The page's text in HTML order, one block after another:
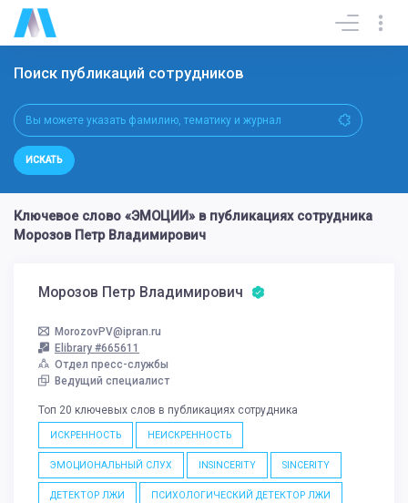
Поиск публикаций сотрудников
ИСКАТЬ
Ключевое слово «ЭМОЦИИ» в публикациях сотрудника
Морозов Петр Владимирович
Морозов Петр Владимирович
MorozovPV@ipran.ru
Elibrary #665611
Отдел пресс-службы
Ведущий специалист
Топ 20 ключевых слов в публикациях сотрудника
ИСКРЕННОСТЬ НЕИСКРЕННОСТЬ
ЭМОЦИОНАЛЬНЫЙ СЛУХ INSINCERITY SINCERITY
ДЕТЕКТОР ЛЖИ ПСИХОЛОГИЧЕСКИЙ ДЕТЕКТОР ЛЖИ